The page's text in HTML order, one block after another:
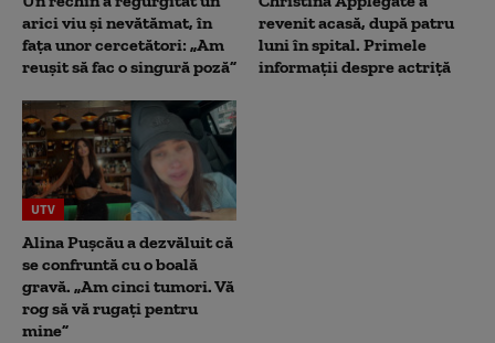
arici viu și nevătămat, în
fața unor cercetători: „Am
reușit să fac o singură poză”
revenit acasă, după patru
luni în spital. Primele
informații despre actriță
UTV
Alina Pușcău a dezvăluit că
se confruntă cu o boală
gravă. „Am cinci tumori. Vă
rog să vă rugați pentru
mine”